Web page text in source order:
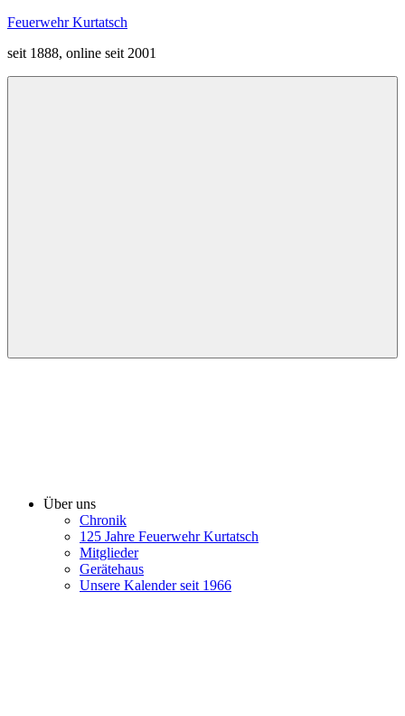
Zum
springen
Feuerwehr Kurtatsch
seit 1888, online seit 2001
Über uns
Chronik
125 Jahre Feuerwehr Kurtatsch
Mitglieder
Gerätehaus
Unsere Kalender seit 1966